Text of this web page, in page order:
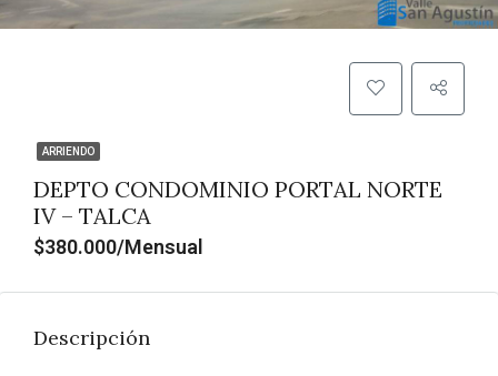
ARRIENDO
DEPTO CONDOMINIO PORTAL NORTE
IV – TALCA
$380.000/Mensual
Descripción